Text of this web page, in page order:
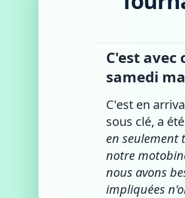
C'est
samedi
C'est en
sous clé, a
en seulement
notre
nous avons
impliquées